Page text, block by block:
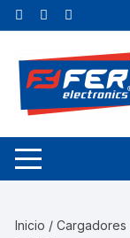
Inicio /Cargadores